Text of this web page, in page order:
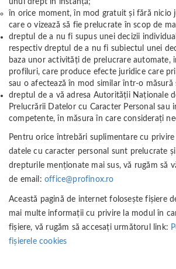
unui drept în instanță;
în orice moment, în mod gratuit și fără nicio
care o vizează să fie prelucrate în scop de
dreptul de a nu fi supus unei decizii
respectiv dreptul de a nu fi subiectul unei
baza unor activități de prelucrare automate,
profiluri, care produce efecte juridice care
sau o afectează în mod similar într-o măsură
dreptul de a vă adresa Autorităţii Naţionale
Prelucrării Datelor cu Caracter Personal sau
competente, în măsura în care considerați
Pentru orice întrebări suplimentare cu
datele cu caracter personal sunt prelucrate
drepturile menționate mai sus, vă rugăm să
de email:office@profinox.ro
Această pagină de internet folosește fișiere
mai multe informații cu privire la modul în
fișiere, vă rugăm să accesați următorul link:
fișierele cookies